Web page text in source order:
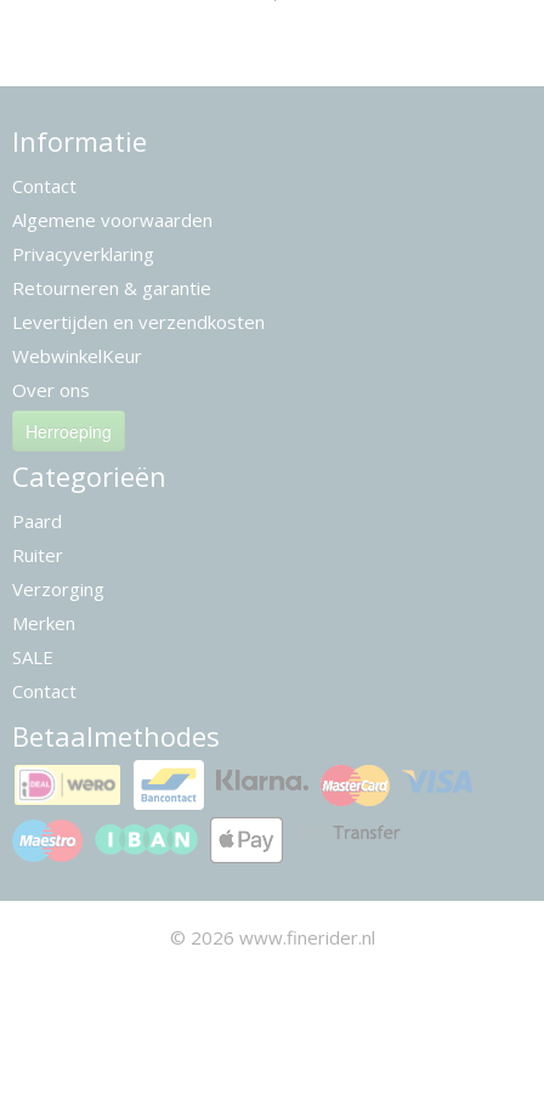
Informatie
Contact
Algemene voorwaarden
Privacyverklaring
Retourneren & garantie
Levertijden en verzendkosten
WebwinkelKeur
Over ons
Herroeping
Categorieën
Paard
Ruiter
Verzorging
Merken
SALE
Contact
Betaalmethodes
© 2026 www.finerider.nl